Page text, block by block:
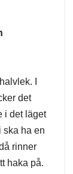
I
det
i det läget
ska ha en
rinner
haka på.